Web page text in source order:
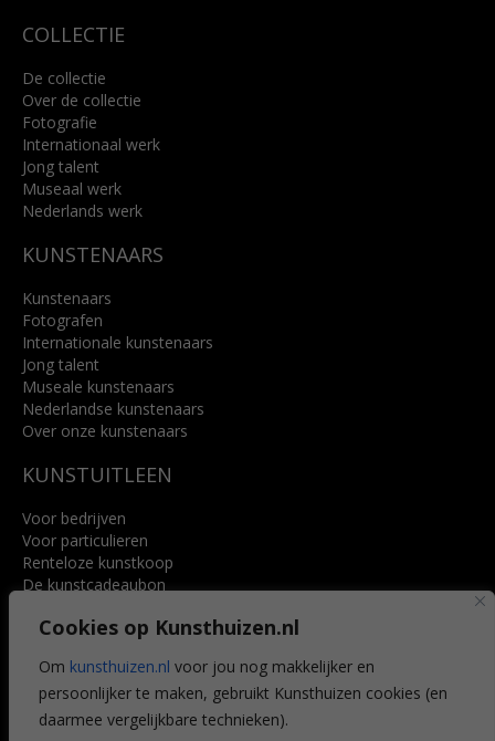
Cookies op Kunsthuizen.nl
Om kunsthuizen.nl voor jou nog makkelijker en
persoonlijker te maken, gebruikt Kunsthuizen cookies (en
daarmee vergelijkbare technieken).
COLLECTIE
De collectie
Over de collectie
Fotografie
Internationaal werk
Jong talent
Museaal werk
Nederlands werk
KUNSTENAARS
Kunstenaars
Fotografen
Internationale kunstenaars
Jong talent
Museale kunstenaars
Nederlandse kunstenaars
Over onze kunstenaars
KUNSTUITLEEN
Voor bedrijven
Voor particulieren
Renteloze kunstkoop
De kunstcadeaubon
Voordelen
Veelgestelde vragen
CONTACT